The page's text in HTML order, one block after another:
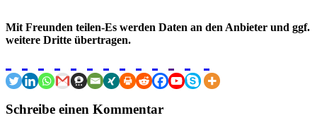
Mit Freunden teilen-Es werden Daten an den Anbieter und ggf.
weitere Dritte übertragen.
Schreibe einen Kommentar